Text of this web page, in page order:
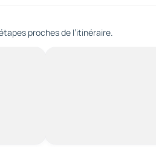
proches de l’itinéraire.